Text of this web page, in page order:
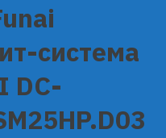
система
DC-